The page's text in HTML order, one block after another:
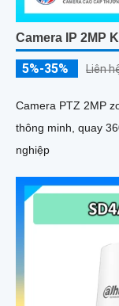
Camera IP 2MP
5%-35% Liên
Camera PTZ 2MP
thông minh, quay
nghiệp